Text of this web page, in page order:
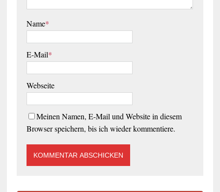
Name*
E-Mail*
Webseite
Meinen Namen, E-Mail und Website in diesem
Browser speichern, bis ich wieder kommentiere.